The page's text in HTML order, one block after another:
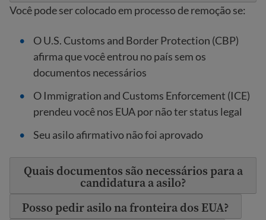
Você pode ser colocado em processo de remoção se:
O U.S. Customs and Border Protection (CBP)
afirma que você entrou no país sem os
documentos necessários
O Immigration and Customs Enforcement (ICE)
prendeu você nos EUA por não ter status legal
Seu asilo afirmativo não foi aprovado
Quais documentos são necessários para a
candidatura a asilo?
Posso pedir asilo na fronteira dos EUA?